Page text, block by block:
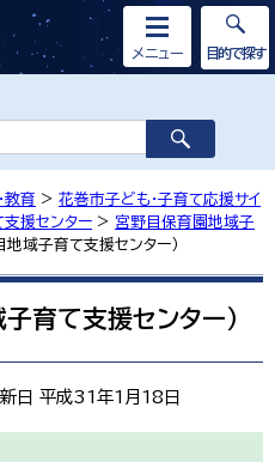
メニュー 目的で探す
教育 > 花巻市子ども・子育て応援サイ
援センター > 宮野目保育園地域子
域子育て支援センター）
育て支援センター）
日 平成31年1月18日